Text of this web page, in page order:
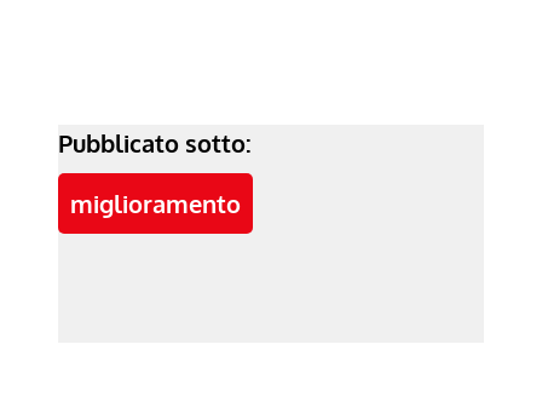
Pubblicato sotto:
miglioramento